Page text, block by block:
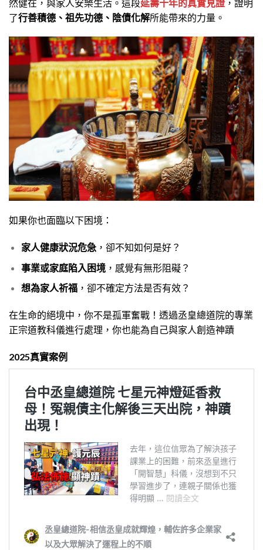
然健在，與家人安樂生活。這段延壽十年的真實見證 ，證明
了行善積德、祖先功德、陰債化解所能帶來的力量。
如果你也面臨以下困境：
家人健康狀況危急，卻不知如何是好？
事業或家庭陷入困境，感覺有無形阻礙？
想為家人祈福，卻不確定方法是否有效？
在生命的絕境中，你不是孤軍奮戰！透過丞皇總道院的專業
正宗道教科儀進行處理，你也能為自己與家人創造神蹟
2025真實案例